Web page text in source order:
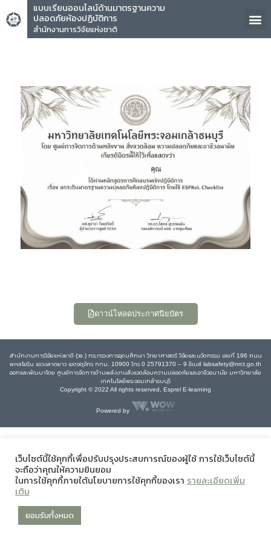
แบบเรียนออนไลน์ด้านมาตรฐานความ
ปลอดภัยห้องปฏิบัติการ
สำนักงานการวิจัยแห่งชาติ
คุณ
ดาวน์โหลดประกาศนียบัตร
สำนักงานการวิจัยแห่งชาติ (วช.) กระทรวงการอุดมศึกษา วิทยาศาสตร์ วิจัยและนวัตกรรม เลขที่ 196 ถนน
พหลโยธิน แขวงลาดยาว เขตจตุจักร กทม. 10900 โทร 0 25791370 – 9 อีเมล์ labsafety@nrct.go.th
ออกและพัฒนาโดย ศูนย์การจัดการด้านพลังงานสิ่งแวดล้อมความปลอดภัยและอาชีวอนามัย มหาวิทยาลัย
เทคโนโลยีพระจอมเกล้าธนบุรี
Copyright © 2022 All rights reserved, Esprel E-learning
Powered by
เว็บไซต์นี้ใช้คุกกี้เพื่อปรับปรุงประสบการณ์ของผู้ใช้ การใช้เว็บไซต์นี้
จะถือว่าคุณให้ความยินยอม
ในการใช้คุกกี้ภายใต้นโยบายการใช้คุกกี้ของเรา รายละเอียดเพิ่ม
เติม
ยอมรับทั้งหมด